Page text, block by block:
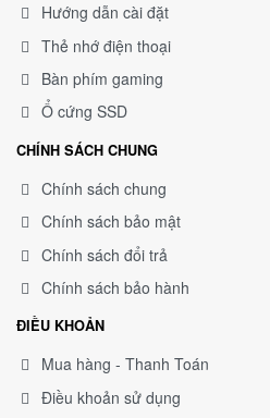
Hướng dẫn cài đặt
Thẻ nhớ điện thoại
Bàn phím gaming
Ổ cứng SSD
CHÍNH SÁCH CHUNG
Chính sách chung
Chính sách bảo mật
Chính sách đổi trả
Chính sách bảo hành
ĐIỀU KHOẢN
Mua hàng - Thanh Toán
Điều khoản sử dụng